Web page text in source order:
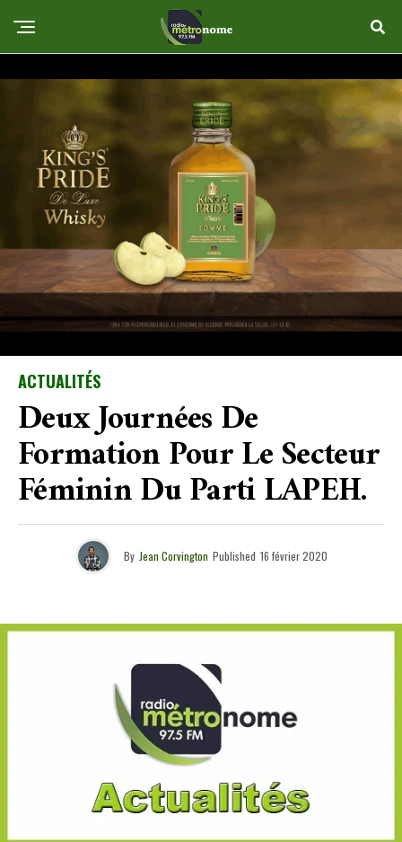
ACTUALITÉS
Deux Journées De
Formation Pour Le Secteur
Féminin Du Parti LAPEH.
By Jean Corvington Published 16 février 2020